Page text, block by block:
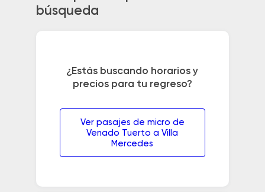
búsqueda
¿Estás buscando horarios y
precios para tu regreso?
Ver pasajes de micro de
Venado Tuerto a Villa
Mercedes